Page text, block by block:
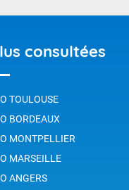
consultées
TOULOUSE
BORDEAUX
MONTPELLIER
MARSEILLE
ANGERS